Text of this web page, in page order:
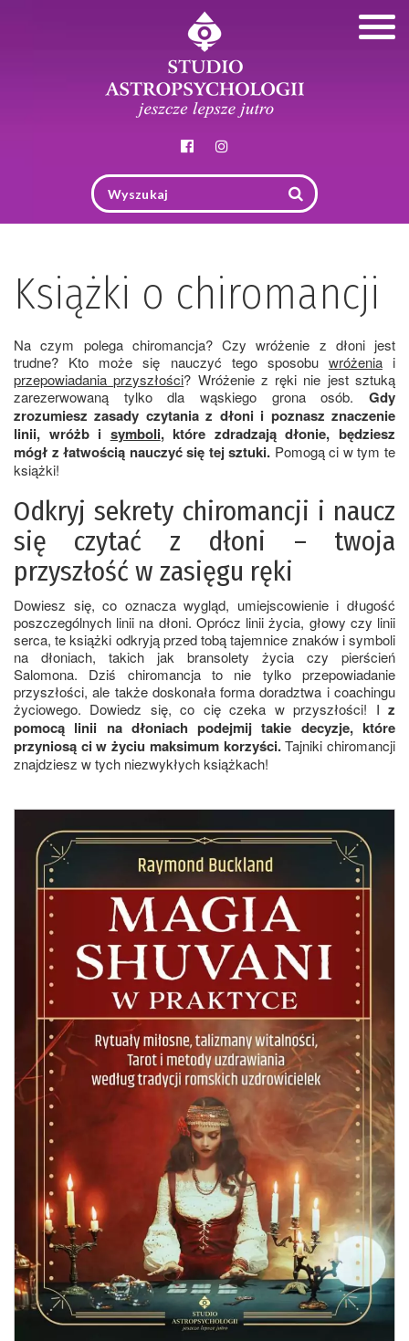
Książki o chiromancji
Na czym polega chiromancja? Czy wróżenie z dłoni jest
trudne? Kto może się nauczyć tego sposobu wróżeniai
przepowiadania przyszłości? Wróżenie z ręki nie jest sztuką
zarezerwowaną tylko dla wąskiego grona osób. Gdy
zrozumiesz zasady czytania z dłoni i poznasz znaczenie
linii, wróżb i symboli, które zdradzają dłonie, będziesz
mógł z łatwością nauczyć się tej sztuki. Pomogą ci w tym te
książki!
Odkryj sekrety chiromancji i naucz
się czytać z dłoni – twoja
przyszłość w zasięgu ręki
Dowiesz się, co oznacza wygląd, umiejscowienie i długość
poszczególnych linii na dłoni. Oprócz linii życia, głowy czy linii
serca, te książki odkryją przed tobą tajemnice znaków i symboli
na dłoniach, takich jak bransolety życia czy pierścień
Salomona. Dziś chiromancja to nie tylko przepowiadanie
przyszłości, ale także doskonała forma doradztwa i coachingu
życiowego. Dowiedz się, co cię czeka w przyszłości! I z
pomocą linii na dłoniach podejmij takie decyzje, które
przyniosą ci w życiu maksimum korzyści.Tajniki chiromancji
znajdziesz w tych niezwykłych książkach!